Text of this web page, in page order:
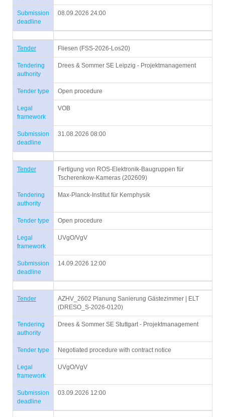
Submission
deadline
08.09.2026 24:00
Tender Fliesen (FSS-2026-Los20)
Tendering
authority
Drees & Sommer SE Leipzig - Projektmanagement
Tender type Open procedure
Legal
framework
VOB
Submission
deadline
31.08.2026 08:00
Tender
Fertigung von ROS-Elektronik-Baugruppen für
Tscherenkow-Kameras (202609)
Tendering
authority
Max-Planck-Institut für Kernphysik
Tender type Open procedure
Legal
framework
UVgO/VgV
Submission
deadline
14.09.2026 12:00
Tender
AZHV_2602 Planung Sanierung Gästezimmer | ELT
(DRESO_S-2026-0120)
Tendering
authority
Drees & Sommer SE Stuttgart - Projektmanagement
Tender type Negotiated procedure with contract notice
Legal
framework
UVgO/VgV
Submission
deadline
03.09.2026 12:00